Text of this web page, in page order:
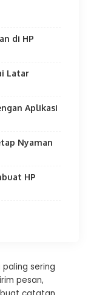
di HP
Latar
Aplikasi
Nyaman
HP
sering
pesan,